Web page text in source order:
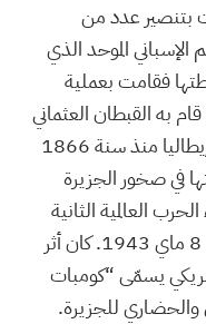
بتنصير عدد من
الموحد الذي
فقامت بعملية
به القبطان العثماني
“درغوث باشا” سنة 1553، قبل أن تسترجعها مجموعة فرسان مالطا مرة أخرى. لتتبع مملكة إيطاليا منذ سنة 1866
في صخور الجزيرة
العالمية الثانية
عملية إنزال بحري من قبل القوات الأمريكية التي حاصرت الجزيرة لمدة 35 يوما، ثم احتلتها يوم 8 ماي 1943. كان أثر
شريط دعائي أمريكي يسمّى “كومبات
للجزيرة.